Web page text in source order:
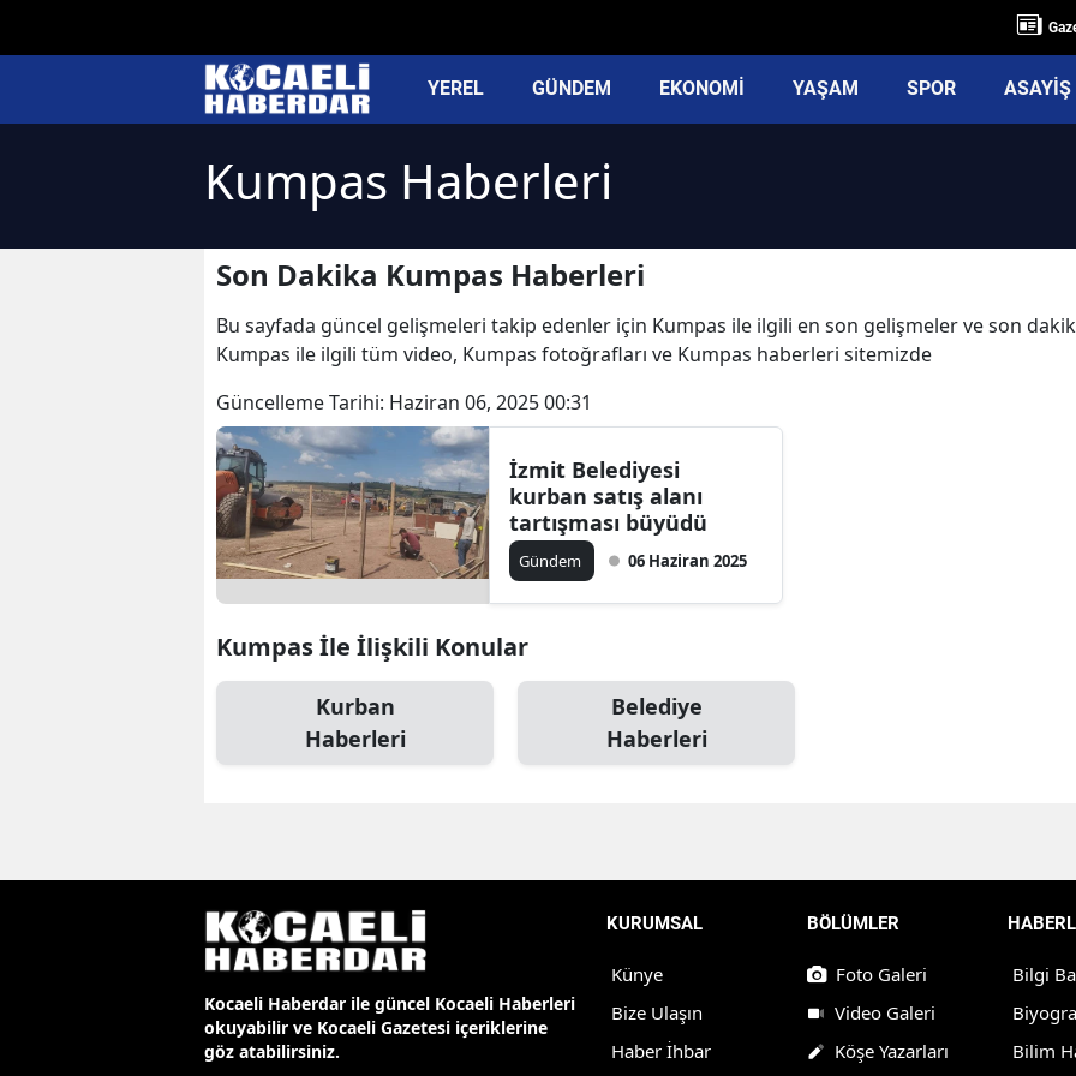
YEREL GÜNDEM EKONOMİ YAŞAM SPOR ASAYİŞ
Kumpas Haberleri
Son Dakika Kumpas Haberleri
Bu sayfada güncel gelişmeleri takip edenler için Kumpas ile ilgili en son gelişmeler ve son
Kumpas ile ilgili tüm video, Kumpas fotoğrafları ve Kumpas haberleri sitemizde
Güncelleme Tarihi: Haziran 06, 2025 00:31
İzmit Belediyesi
kurban satış alanı
tartışması büyüdü
Gündem 06 Haziran 2025
Kumpas İle İlişkili Konular
Kurban
Haberleri
Belediye
Haberleri
Kocaeli Haberdar ile güncel Kocaeli Haberleri
okuyabilir ve Kocaeli Gazetesi içeriklerine
göz atabilirsiniz.
KURUMSAL
Künye
Bize Ulaşın
Haber İhbar
BÖLÜMLER
Foto Galeri
Video Galeri
Köşe Yazarları
Bilgi
Bilim